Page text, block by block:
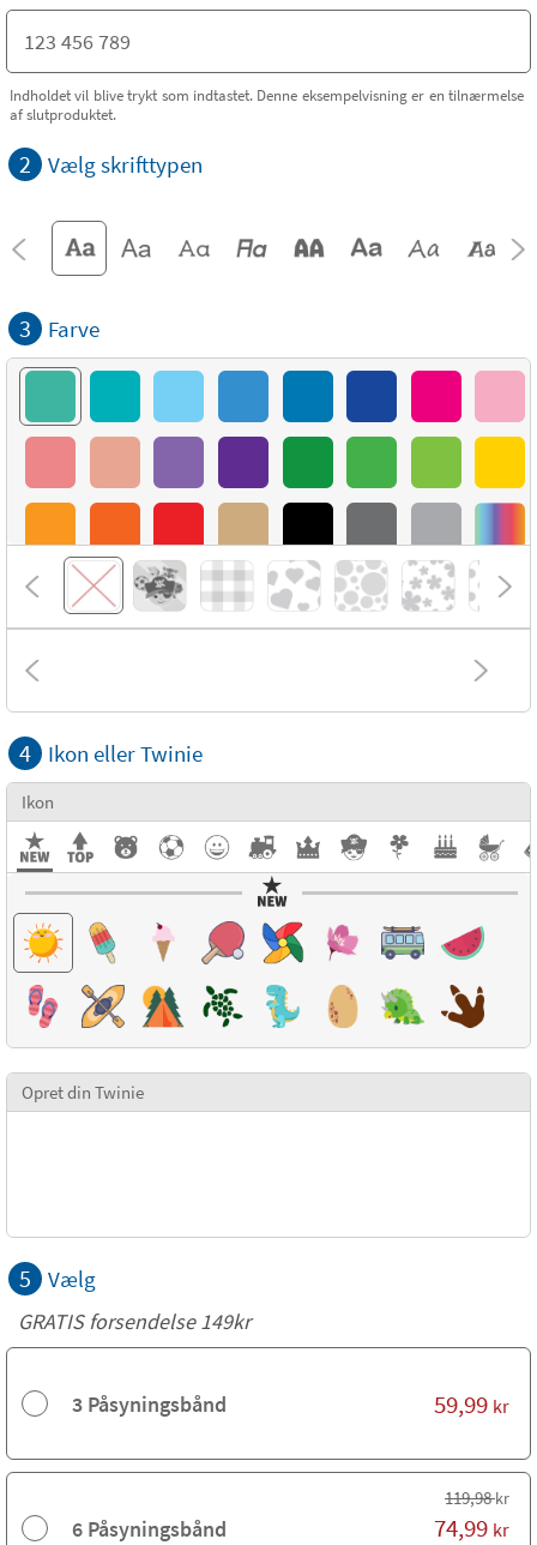
Indholdet vil blive trykt som indtastet. Denne eksempelvisning er en tilnærmelse
af slutproduktet.
2 Vælg skrifttypen
3 Farve
4 Ikon eller Twinie
Ikon
Opret din Twinie
5 Vælg
GRATIS forsendelse 149kr
3 Påsyningsbånd 59,99 kr
6 Påsyningsbånd
119,98kr
74,99 kr